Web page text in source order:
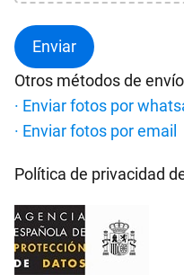
Otros métodos de
· Enviar fotos por
· Enviar fotos por email
Política de privacidad